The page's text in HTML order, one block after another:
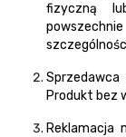
fizyczną
Produkt bez
Reklamacja